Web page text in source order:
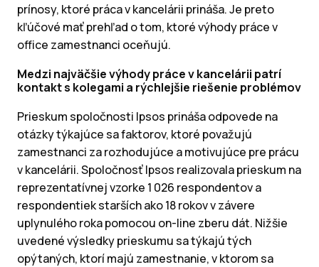
prínosy, ktoré práca v kancelárii prináša. Je preto
kľúčové mať prehľad o tom, ktoré výhody práce v
office zamestnanci oceňujú.
Medzi najväčšie výhody práce v kancelárii patrí
kontakt s kolegami a rýchlejšie riešenie problémov
Prieskum spoločnosti Ipsos prináša odpovede na
otázky týkajúce sa faktorov, ktoré považujú
zamestnanci za rozhodujúce a motivujúce pre prácu
v kancelárii. Spoločnosť Ipsos realizovala prieskum na
reprezentatívnej vzorke 1 026 respondentov a
respondentiek starších ako 18 rokov v závere
uplynulého roka pomocou on-line zberu dát. Nižšie
uvedené výsledky prieskumu sa týkajú tých
opýtaných, ktorí majú zamestnanie, v ktorom sa